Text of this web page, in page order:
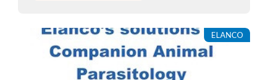
ELANCO